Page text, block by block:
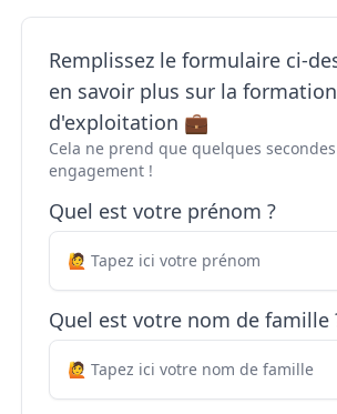
Remplissez le formulaire ci-
en savoir plus sur la
d'exploitation 💼
Cela ne prend que quelques
engagement !
Quel est votre prénom ?
Quel est votre nom de famille